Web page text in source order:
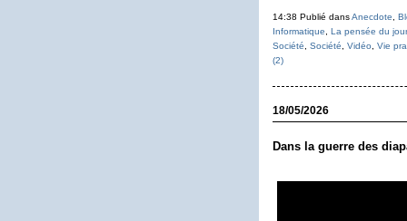
14:38 Publié dansAnecdote
Informatique
La pensée du jour
Société
Société Vidéo
Vie
(2)
18/05/2026
Dans la guerre des